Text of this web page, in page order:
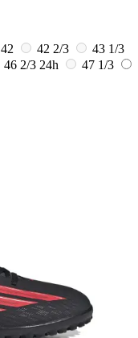
42 42 2/3
43 1/3
46 2/3 24h
47 1/3